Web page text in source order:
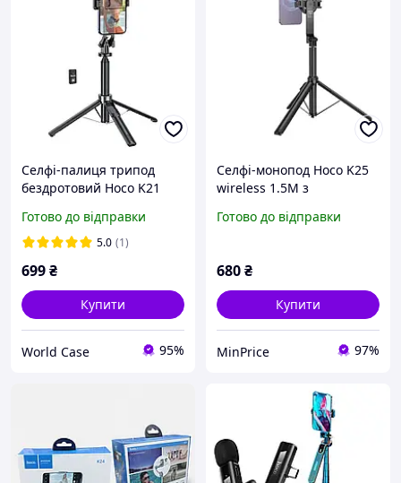
Селфі-палиця трипод
бездротовий Hoco K21
телефона смартфона та
камери чорний
Готово до відправки
5.0 (1)
699₴
Купити
World Case 95%
Селфі-монопод Hoco K25
wireless 1.5М з
триногою Bluetooth,
Готово до відправки
680₴
Купити
MinPrice 97%